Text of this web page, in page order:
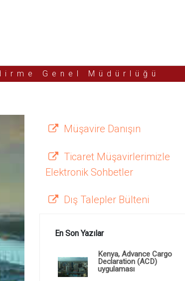
Genel Müdürlüğü
Müşavire Danışın
Ticaret Müşavirlerimizle
Elektronik Sohbetler
Dış Talepler Bülteni
En Son Yazılar
Kenya, Advance Cargo
Declaration (ACD)
uygulaması